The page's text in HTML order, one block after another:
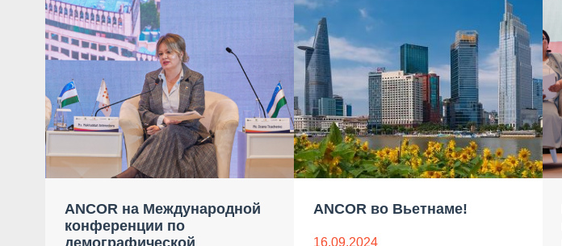
ANCOR на Международной
конференции по
ANCOR во Вьетнаме!
16.09.2024